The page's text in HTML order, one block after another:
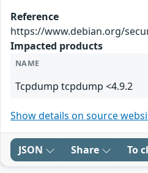
Reference
https://www.debian.org/
Impacted products
NAME
Tcpdump tcpdump <4.9.2
Show details on source
JSON Share To